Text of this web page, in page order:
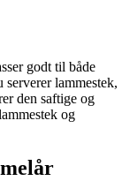
godt til både
lammestek,
den saftige og
og